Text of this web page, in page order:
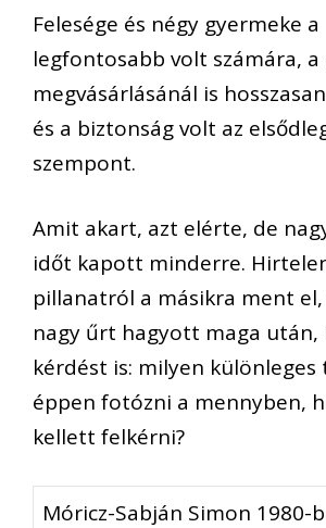
Felesége és négy gyermeke a
legfontosabb volt számára,
megvásárlásánál is
és a biztonság volt az
szempont.
Amit akart, azt elérte, de
időt kapott minderre.
pillanatról a másikra ment el,
nagy űrt hagyott maga után,
kérdést is: milyen
éppen fotózni a mennyben,
kellett felkérni?
Móricz-Sabján Simon 1980-